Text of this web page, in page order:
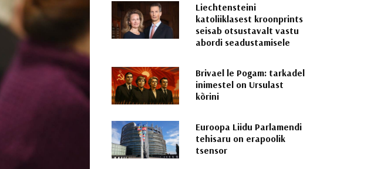
Liechtensteini
katoliiklasest kroonprints
seisab otsustavalt vastu
abordi seadustamisele
Brivael le Pogam: tarkadel
inimestel on Ursulast
kõrini
Euroopa Liidu Parlamendi
tehisaru on erapoolik
tsensor